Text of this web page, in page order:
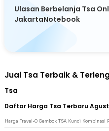
Ulasan Berbelanja Tsa
JakartaNotebook
Jual Tsa Terbaik &
Tsa
Daftar Harga Tsa Terbaru